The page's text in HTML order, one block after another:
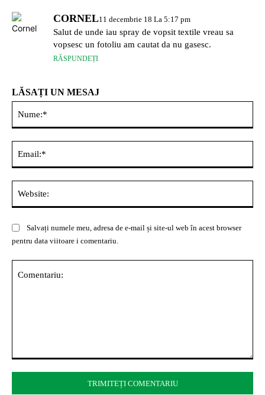
CORNEL11 decembrie 18 La 5:17 pm
Salut de unde iau spray de vopsit textile vreau sa
vopsesc un fotoliu am cautat da nu gasesc.
RĂSPUNDEȚI
LĂSAȚI UN MESAJ
Salvați numele meu, adresa de e-mail și site-ul web în acest browser
pentru data viitoare i comentariu.